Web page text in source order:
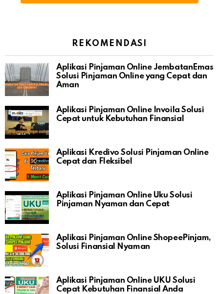
REKOMENDASI
Aplikasi Pinjaman Online JembatanEmas
Solusi Pinjaman Online yang Cepat dan
Aman
Aplikasi Pinjaman Online Invoila Solusi
Cepat untuk Kebutuhan Finansial
Aplikasi Kredivo Solusi Pinjaman Online
Cepat dan Fleksibel
Aplikasi Pinjaman Online Uku Solusi
Pinjaman Nyaman dan Cepat
Aplikasi Pinjaman Online ShopeePinjam,
Solusi Finansial Nyaman
Aplikasi Pinjaman Online UKU Solusi
Cepat Kebutuhan Finansial Anda